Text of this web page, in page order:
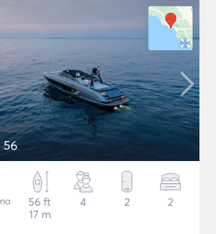
56
56 ft
17 m
4 2 2